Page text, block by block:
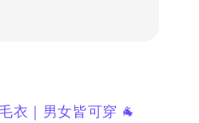
衣｜男女皆可穿 🐐